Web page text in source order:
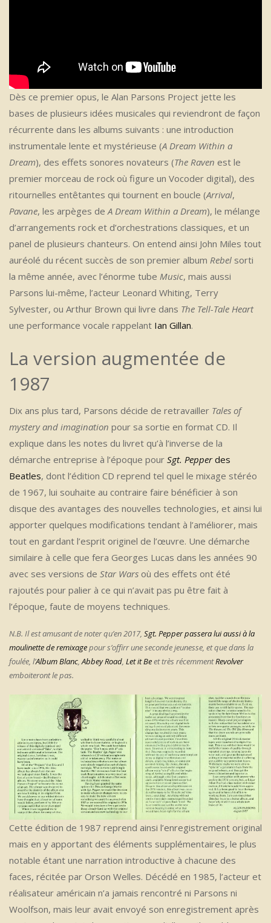
Dès ce premier opus, le Alan Parsons Project jette les
bases de plusieurs idées musicales qui reviendront de façon
récurrente dans les albums suivants : une introduction
instrumentale lente et mystérieuse (A Dream Within a
Dream), des effets sonores novateurs (The Raven est le
premier morceau de rock où figure un Vocoder digital), des
ritournelles entêtantes qui tournent en boucle (Arrival,
Pavane, les arpèges deA Dream Within a Dream), le mélange
d’arrangements rock et d’orchestrations classiques, et un
panel de plusieurs chanteurs. On entend ainsi John Miles tout
auréolé du récent succès de son premier album Rebel sorti
la même année, avec l’énorme tube Music, mais aussi
Parsons lui-même, l’acteur Leonard Whiting, Terry
Sylvester, ou Arthur Brown qui livre dans The Tell-Tale Heart
une performance vocale rappelant Ian Gillan.
La version augmentée de
1987
Dix ans plus tard, Parsons décide de retravailler Tales of
mystery and imagination pour sa sortie en format CD. Il
explique dans les notes du livret qu’à l’inverse de la
démarche entreprise à l’époque pour Sgt. Pepperdes
Beatles, dont l’édition CD reprend tel quel le mixage stéréo
de 1967, lui souhaite au contraire faire bénéficier à son
disque des avantages des nouvelles technologies, et ainsi lui
apporter quelques modifications tendant à l’améliorer, mais
tout en gardant l’esprit originel de l’œuvre. Une démarche
similaire à celle que fera Georges Lucas dans les années 90
avec ses versions de Star Wars où des effets ont été
rajoutés pour palier à ce qui n’avait pas pu être fait à
l’époque, faute de moyens techniques.
N.B. Il est amusant de noter qu’en 2017, Sgt. Pepper passera lui aussi à la
moulinette de remixagepour s’offirr une seconde jeunesse, et que dans la
foulée, l’Album Blanc,Abbey Road, Let it Beet très récemmentRevolver
emboiteront le pas.
Cette édition de 1987 reprend ainsi l’enregistrement original
mais en y apportant des éléments supplémentaires, le plus
notable étant une narration introductive à chacune des
faces, récitée par Orson Welles. Décédé en 1985, l’acteur et
réalisateur américain n’a jamais rencontré ni Parsons ni
Woolfson, mais leur avait envoyé son enregistrement après